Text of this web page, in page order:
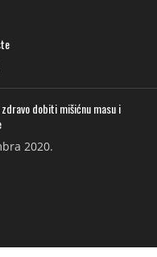
dobiti mišićnu masu i
2020.